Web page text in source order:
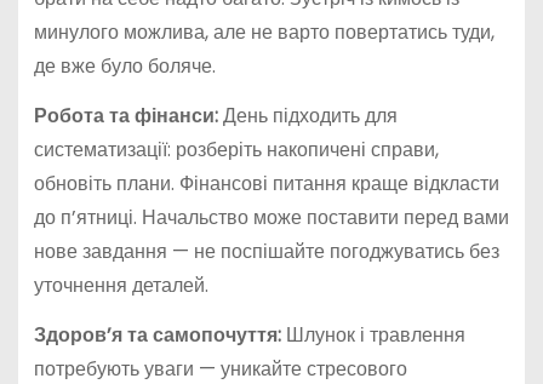
минулого можлива, але не варто повертатись туди,
де вже було боляче.
Робота та фінанси:День підходить для
систематизації: розберіть накопичені справи,
обновіть плани. Фінансові питання краще відкласти
до п’ятниці. Начальство може поставити перед вами
нове завдання — не поспішайте погоджуватись без
уточнення деталей.
Здоров’я та самопочуття:Шлунок і травлення
потребують уваги — уникайте стресового